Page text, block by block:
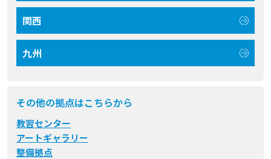
関西
九州
その他の拠点はこちらから
教習センター
アートギャラリー
整備拠点